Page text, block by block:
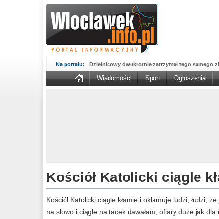
Na portalu: Dzielnicowy dwukrotnie zatrzymał tego samego
Wsparcie Organizacji Wolontariatu w NGO –
Nowy okres 800 plus ruszył, pieniądze są już na
powiatu...
Wiadomości Sport Ogłoszenia
Kościół Katolicki ciągle
Kościół Katolicki ciągle kłamie i okłamuje ludzi, łudzi,
na słowo i ciągle na tacek dawałam, ofiary duże jak